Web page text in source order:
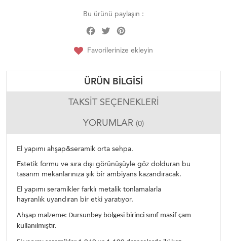
Bu ürünü paylaşın :
Facebook
Twitter
Favorilerinize ekleyin
ÜRÜN BILGISI
TAKSIT SEÇENEKLERI
YORUMLAR (0)
El yapımı ahşap&seramik orta sehpa.
Estetik formu ve sıra dışı görünüşüyle göz dolduran bu
tasarım mekanlarınıza şık bir ambiyans kazandıracak.
El yapımı seramikler farklı metalik tonlamalarla
hayranlık uyandıran bir etki yaratıyor.
Ahşap malzeme: Dursunbey bölgesi birinci sınıf masif çam
kullanılmıştır.